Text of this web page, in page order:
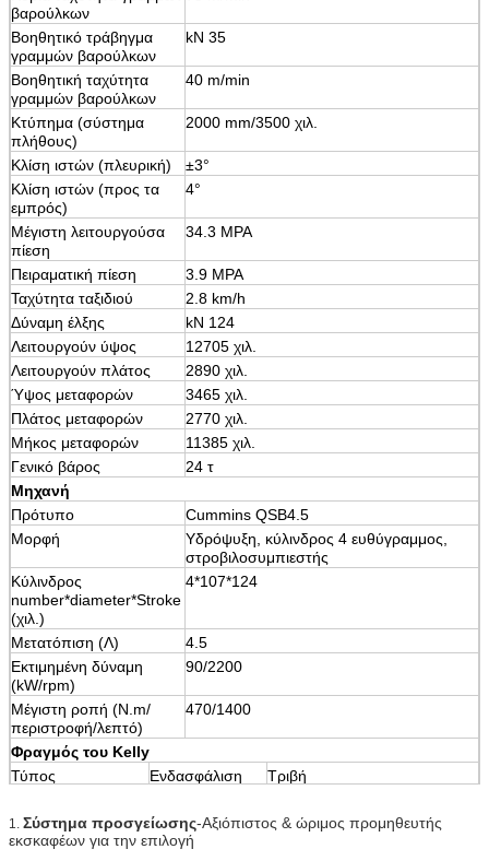
βαρούλκων
Βοηθητικό τράβηγμα
γραμμών βαρούλκων
kN 35
Βοηθητική ταχύτητα
γραμμών βαρούλκων
40 m/min
Κτύπημα (σύστημα
πλήθους)
2000 mm/3500 χιλ.
Κλίση ιστών (πλευρική)
±3°
Κλίση ιστών (προς τα
εμπρός)
4°
Μέγιστη λειτουργούσα
πίεση
34.3 MPA
Πειραματική πίεση
3.9 MPA
Ταχύτητα ταξιδιού
2.8 km/h
Δύναμη έλξης
kN 124
Λειτουργούν ύψος
12705 χιλ.
Λειτουργούν πλάτος
2890 χιλ.
Ύψος μεταφορών
3465 χιλ.
Πλάτος μεταφορών
2770 χιλ.
Μήκος μεταφορών
11385 χιλ.
Γενικό βάρος
24 τ
Μηχανή
Πρότυπο
Cummins QSB4.5
Μορφή
Υδρόψυξη, κύλινδρος 4 ευθύγραμμος,
στροβιλοσυμπιεστής
Κύλινδρος
number*diameter*Stroke
(χιλ.)
4*107*124
Μετατόπιση (Λ)
4.5
Εκτιμημένη δύναμη
(kW/rpm)
90/2200
Μέγιστη ροπή (N.m/
περιστροφή/λεπτό)
470/1400
Φραγμός του Kelly
Τύπος
Ενδασφάλιση
Τριβή
Βάθος
22 μ 28 μ
1. Σύστημα προσγείωσης-Αξιόπιστος & ώριμος προμηθευτής
εκσκαφέων για την επιλογή